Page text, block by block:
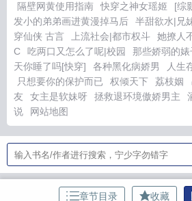
隔壁网黄使用指南
快穿之神女瑶姬 [综
发小的弟弟画进黄漫掉马后
半甜欲水|兄
穿仙侠 古言
上流社会|都市权斗 她撩人
C
吃两口又怎么了呢|校园 那些娇弱的婊
天你睡了吗[快穿]
各种黑化病娇男 人生
只想要你的保护而已
权倾天下 荔枝姻
友
女主是软妹呀 拯救退环境傲娇男主
说
网站地图
章节目录 收藏